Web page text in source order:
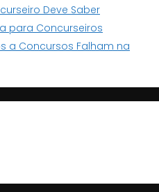
Deve Saber
para Concurseiros
a Concursos Falham na